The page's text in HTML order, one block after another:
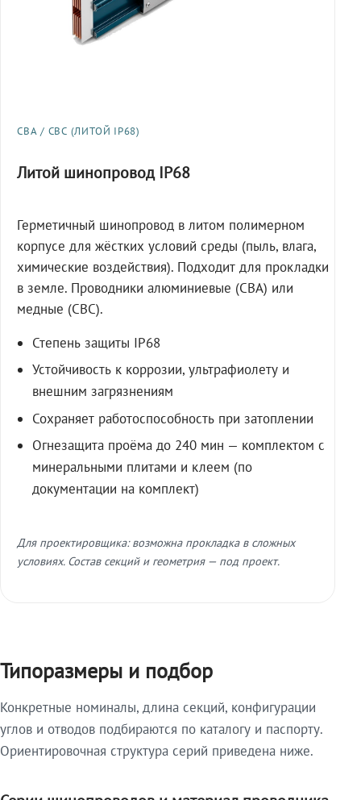
СВА / СВС (ЛИТОЙ IP68)
Литой шинопровод IP68
Герметичный шинопровод в литом полимерном
корпусе для жёстких условий среды (пыль, влага,
химические воздействия). Подходит для прокладки
в земле. Проводники алюминиевые (СВА) или
медные (СВС).
Степень защиты IP68
Устойчивость к коррозии, ультрафиолету и
внешним загрязнениям
Сохраняет работоспособность при затоплении
Огнезащита проёма до 240 мин — комплектом с
минеральными плитами и клеем (по
документации на комплект)
Для проектировщика: возможна прокладка в сложных
условиях. Состав секций и геометрия — под проект.
Типоразмеры и подбор
Конкретные номиналы, длина секций, конфигурации
углов и отводов подбираются по каталогу и паспорту.
Ориентировочная структура серий приведена ниже.